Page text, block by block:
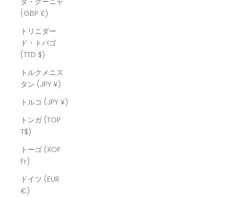
(GBP £)
トリニダー
ド・トバゴ
(TTD $)
トルクメニス
タン (JPY ¥)
トルコ (JPY ¥)
トンガ (TOP
T$)
トーゴ (XOF
Fr)
ドイツ (EUR
€)